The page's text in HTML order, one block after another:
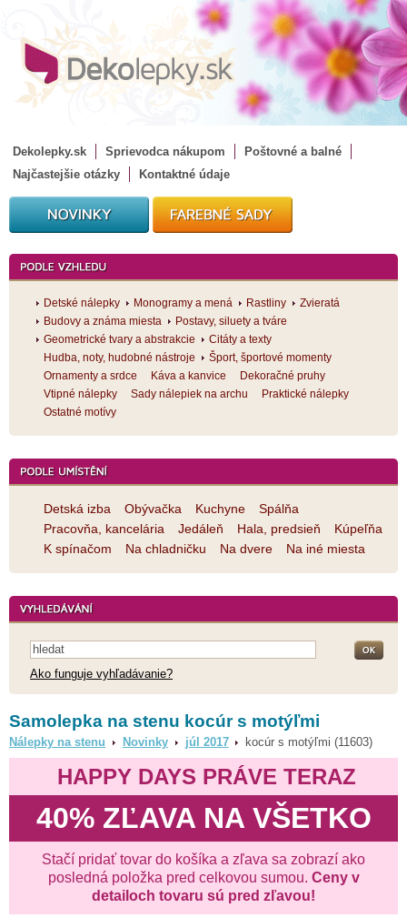
Dekolepky.sk Sprievodca nákupom
Poštovné a balné
Najčastejšie otázky
Kontaktné údaje
Detské nálepky Monogramy a mená Rastliny
Zvieratá
Budovy a známa miesta
Postavy, siluety a tváre
Geometrické tvary a abstrakcie
Citáty a texty
Hudba, noty, hudobné nástroje
Šport, športové momenty
Ornamenty a srdce
Káva a kanvice
Dekoračné pruhy
Vtipné nálepky
Sady nálepiek na archu
Praktické nálepky
Ostatné motívy
Detská izba Obývačka Kuchyne
Spálňa
Pracovňa, kancelária
Jedáleň Hala, predsieň
Kúpeľňa
K spínačom
Na chladničku Na dvere Na iné miesta
Ako funguje vyhľadávanie?
Samolepka na stenu kocúr s motýľmi
Nálepky na stenu Novinky júl 2017 kocúr s motýľmi (11603)
HAPPY DAYS PRÁVE TERAZ
40% ZĽAVA NA VŠETKO
Stačí pridať tovar do košíka a zľava sa zobrazí ako
posledná položka pred celkovou sumou. Ceny v
detailoch tovaru sú pred zľavou!